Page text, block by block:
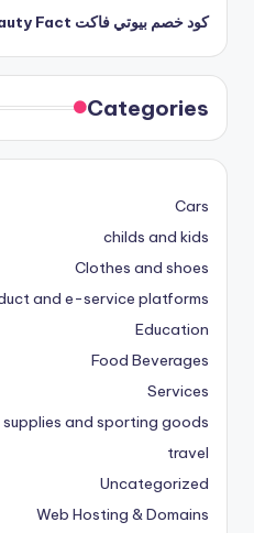
كود خصم بيوتي فاكت Beauty Fact حتى 30%
Categories
Cars
childs and kids
Clothes and shoes
and e-service platforms
Education
Food Beverages
Services
and sporting goods
travel
Uncategorized
Web Hosting & Domains